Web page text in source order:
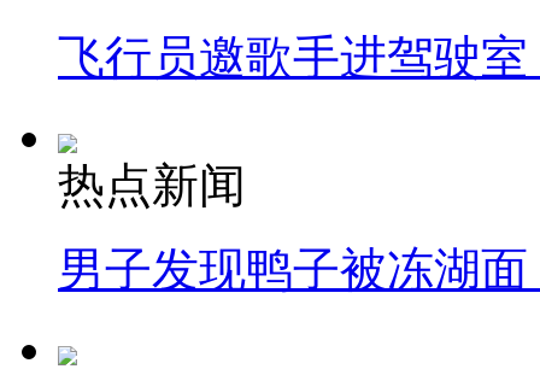
飞行员邀歌手进驾驶
热点新闻
男子发现鸭子被冻湖